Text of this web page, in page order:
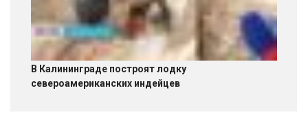
В Калининграде построят лодку
североамериканских индейцев